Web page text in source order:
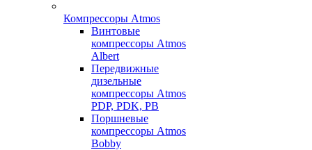
Компрессоры Atmos
Винтовые
компрессоры Atmos
Albert
Передвижные
дизельные
компрессоры Atmos
PDP, PDK, PB
Поршневые
компрессоры Atmos
Bobby